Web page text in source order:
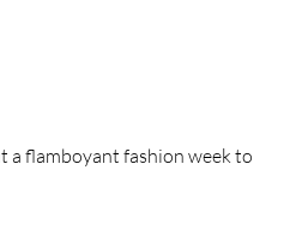
a flamboyant fashion week to